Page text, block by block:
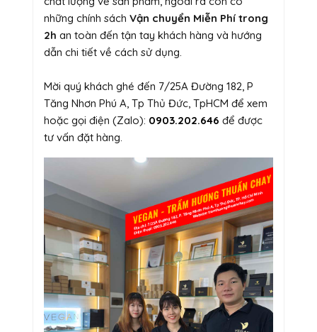
những chính sách Vận chuyển Miễn Phí trong
2h an toàn đến tận tay khách hàng và hướng
dẫn chi tiết về cách sử dụng.
Mời quý khách ghé đến 7/25A Đường 182, P
Tăng Nhơn Phú A, Tp Thủ Đức, TpHCM để xem
hoặc gọi điện (Zalo): 0903.202.646 để được
tư vấn đặt hàng.